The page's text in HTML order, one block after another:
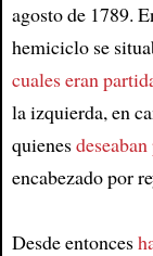
agosto de 1789.
hemiciclo se
cuales eran
la izquierda, en
quienes
encabezado por
Desde entonces